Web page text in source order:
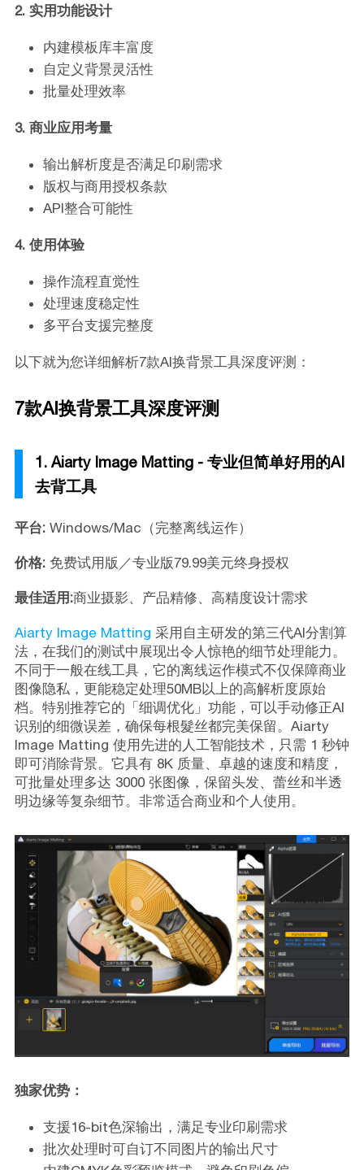
2. 实用功能设计
内建模板库丰富度
自定义背景灵活性
批量处理效率
3. 商业应用考量
输出解析度是否满足印刷需求
版权与商用授权条款
API整合可能性
4. 使用体验
操作流程直觉性
处理速度稳定性
多平台支援完整度
以下就为您详细解析7款AI换背景工具深度评测：
7款AI换背景工具深度评测
1. Aiarty Image Matting - 专业但简单好用的AI
去背工具
平台:Windows/Mac（完整离线运作）
价格:免费试用版／专业版79.99美元终身授权
最佳适用:商业摄影、产品精修、高精度设计需求
Aiarty Image Matting 采用自主研发的第三代AI分割算
法，在我们的测试中展现出令人惊艳的细节处理能力。
不同于一般在线工具，它的离线运作模式不仅保障商业
图像隐私，更能稳定处理50MB以上的高解析度原始
档。特别推荐它的「细调优化」功能，可以手动修正AI
识别的细微误差，确保每根髮丝都完美保留。Aiarty
Image Matting 使用先进的人工智能技术，只需 1 秒钟
即可消除背景。它具有 8K 质量、卓越的速度和精度，
可批量处理多达 3000 张图像，保留头发、蕾丝和半透
明边缘等复杂细节。非常适合商业和个人使用。
独家优势：
支援16-bit色深输出，满足专业印刷需求
批次处理时可自订不同图片的输出尺寸